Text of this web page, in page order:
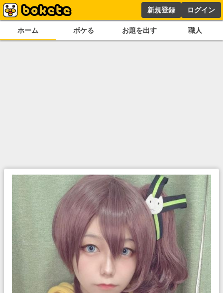
新規登録 ログイン
ホーム ボケる お題を出す 職人